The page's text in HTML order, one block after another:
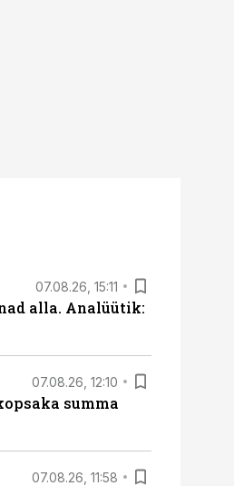
07.08.26, 15:11
alla. Analüütik:
07.08.26, 12:10
summa
07.08.26, 11:58